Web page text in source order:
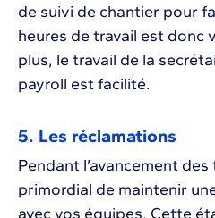
de suivi de chantier pour
heures de travail est donc
plus, le travail de la
payroll est facilité.
5. Les réclamations
Pendant l’avancement
primordial de maintenir
avec vos équipes. Cette